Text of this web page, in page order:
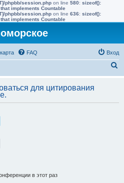
phpbb/session.php on line 580: sizeof():
implements Countable
phpbb/session.php on line 636: sizeof():
implements Countable
FAQ Вход
с
для цитирования
в этот раз